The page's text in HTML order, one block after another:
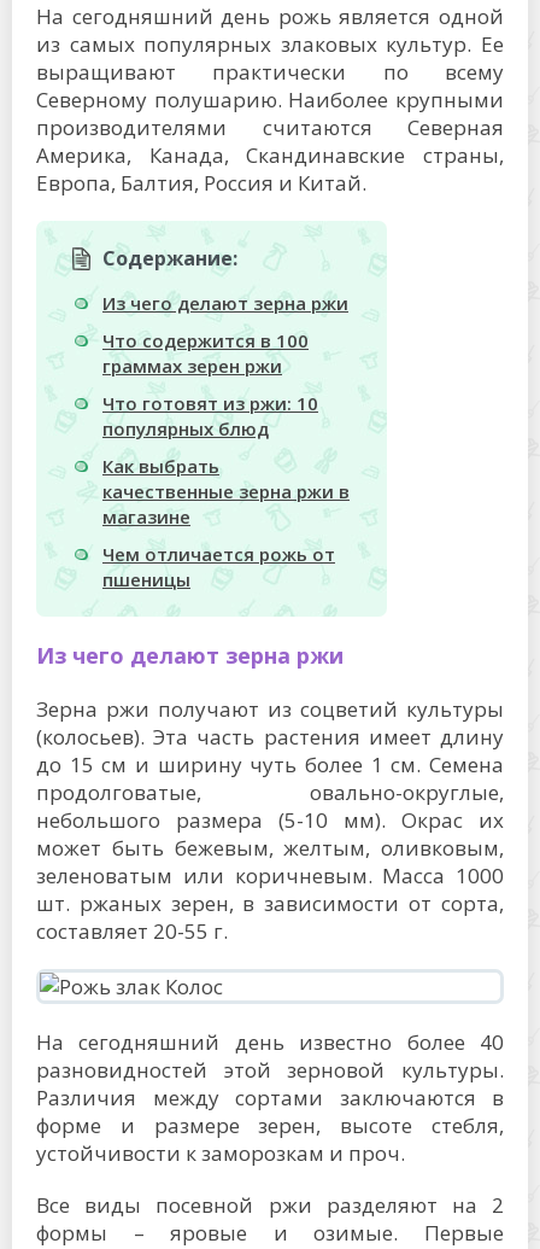
На сегодняшний день рожь является одной
из самых популярных злаковых культур. Ее
выращивают практически по всему
Северному полушарию. Наиболее крупными
производителями считаются Северная
Америка, Канада, Скандинавские страны,
Европа, Балтия, Россия и Китай.
Содержание:
Из чего делают зерна ржи
Что содержится в 100
граммах зерен ржи
Что готовят из ржи: 10
популярных блюд
Как выбрать
качественные зерна ржи в
магазине
Чем отличается рожь от
пшеницы
Из чего делают зерна ржи
Зерна ржи получают из соцветий культуры
(колосьев). Эта часть растения имеет длину
до 15 см и ширину чуть более 1 см. Семена
продолговатые, овально-округлые,
небольшого размера (5-10 мм). Окрас их
может быть бежевым, желтым, оливковым,
зеленоватым или коричневым. Масса 1000
шт. ржаных зерен, в зависимости от сорта,
составляет 20-55 г.
На сегодняшний день известно более 40
разновидностей этой зерновой культуры.
Различия между сортами заключаются в
форме и размере зерен, высоте стебля,
устойчивости к заморозкам и проч.
Все виды посевной ржи разделяют на 2
формы – яровые и озимые. Первые